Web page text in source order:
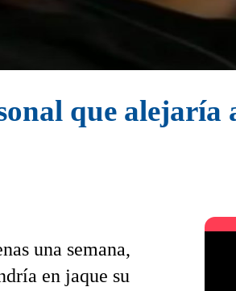
que
una semana,
en jaque su